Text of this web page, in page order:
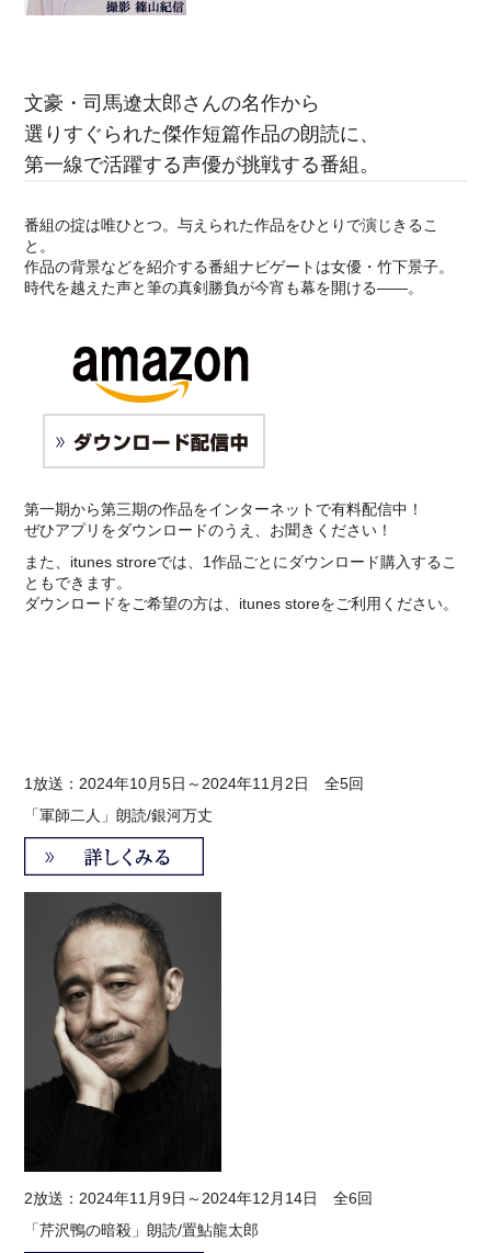
文豪・司馬遼太郎さんの名作から
選りすぐられた傑作短篇作品の朗読に、
第一線で活躍する声優が挑戦する番組。
番組の掟は唯ひとつ。与えられた作品をひとりで演じきるこ
と。
作品の背景などを紹介する番組ナビゲートは女優・竹下景子。
時代を越えた声と筆の真剣勝負が今宵も幕を開ける――。
第一期から第三期の作品をインターネットで有料配信中！
ぜひアプリをダウンロードのうえ、お聞きください！
また、itunes stroreでは、1作品ごとにダウンロード購入するこ
ともできます。
ダウンロードをご希望の方は、itunes storeをご利用ください。
1放送：2024年10月5日～2024年11月2日 全5回
「軍師二人」朗読/銀河万丈
2放送：2024年11月9日～2024年12月14日 全6回
「芹沢鴨の暗殺」朗読/置鮎龍太郎